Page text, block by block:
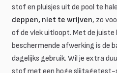
stof en pluisjes uit de pool te
deppen, niet te wrijven, zo
of de vlek uitloopt. Met de
beschermende afwerking is de
dagelijks gebruik. Wil je extra